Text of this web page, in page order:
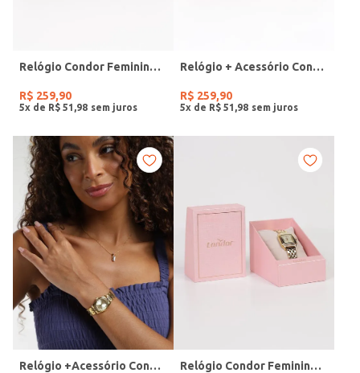
Relógio Condor Feminino DOURADO
R$ 259,90
5x de R$ 51 98
Relógio + Acessório Condor Feminino PRATA
R$ 259,90
5x de R$ 51 98
Relógio +Acessório Condor Feminino DOURADO Relógio Condor Feminino DOURADO